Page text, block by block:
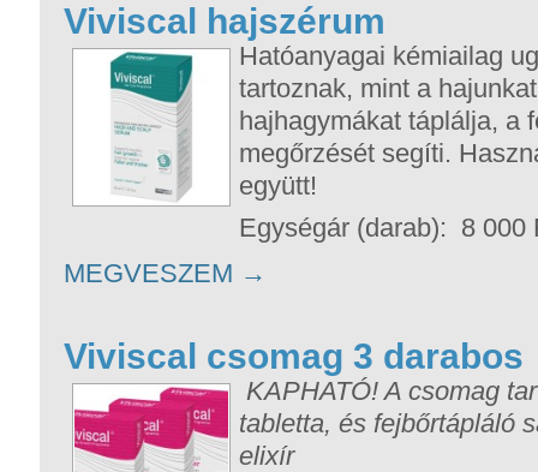
Viviscal hajszérum
Hatóanyagai kémiailag
tartoznak, mint a
hajhagymákat táplálja, a
megőrzését segíti.
együtt!
Egységár (darab): 8 000
MEGVESZEM →
Viviscal csomag 3 darabos
KAPHATÓ! A csomag
tabletta, és fejbőrtápláló
elixír